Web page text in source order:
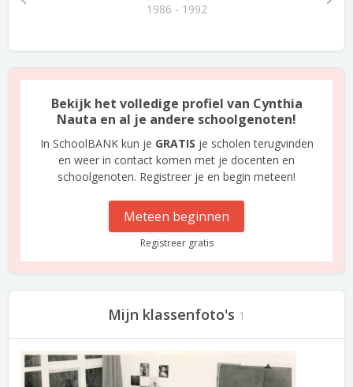
1986 - 1992
Bekijk het volledige profiel van Cynthia
Nauta en al je andere schoolgenoten!
In SchoolBANK kun je GRATIS je scholen terugvinden
en weer in contact komen met je docenten en
schoolgenoten. Registreer je en begin meteen!
Meteen beginnen
Registreer gratis
Mijn klassenfoto's 1